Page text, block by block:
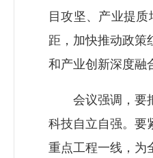
目攻坚、产业提
距，加快推动政策
和产业创新深度融
会议强调，要把
科技自立自强。要
重点工程一线，为